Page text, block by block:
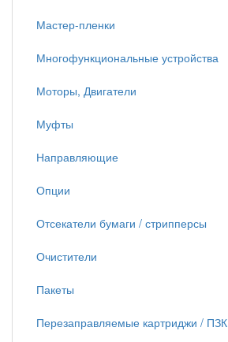
Мастер-пленки
Многофункциональные устройства
Моторы, Двигатели
Муфты
Направляющие
Опции
Отсекатели бумаги / стрипперсы
Очистители
Пакеты
Перезаправляемые картриджи / ПЗК